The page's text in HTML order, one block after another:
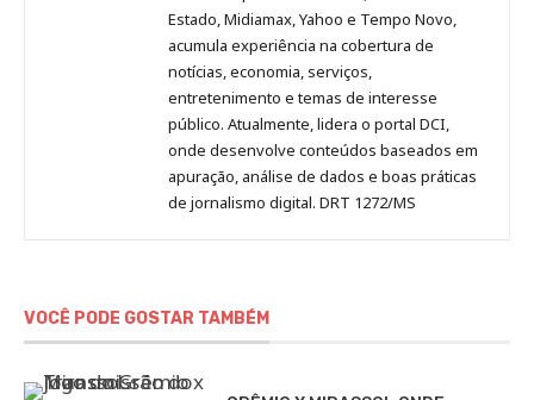
Estado, Midiamax, Yahoo e Tempo Novo,
acumula experiência na cobertura de
notícias, economia, serviços,
entretenimento e temas de interesse
público. Atualmente, lidera o portal DCI,
onde desenvolve conteúdos baseados em
apuração, análise de dados e boas práticas
de jornalismo digital. DRT 1272/MS
VOCÊ PODE GOSTAR TAMBÉM